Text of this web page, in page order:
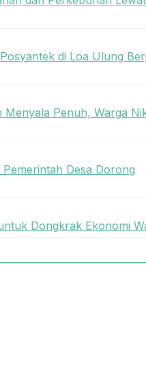
di Loa Ulung
Penuh, Warga
Desa Dorong
Dongkrak Ekonomi